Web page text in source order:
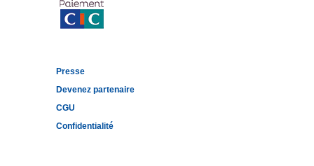
Presse
Devenez partenaire
CGU
Confidentialité